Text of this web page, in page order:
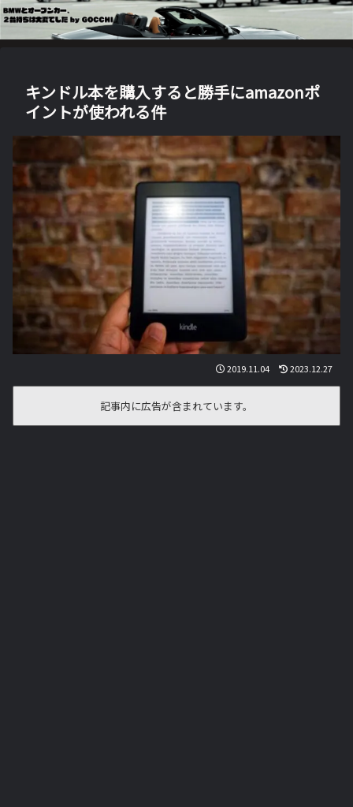
キンドル本を購入すると勝手にamazonポ
イントが使われる件
2019.11.04 2023.12.27
記事内に広告が含まれています。